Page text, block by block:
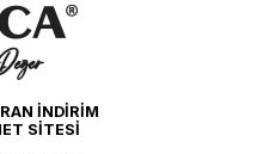
İNDİRİM
SİTESİ